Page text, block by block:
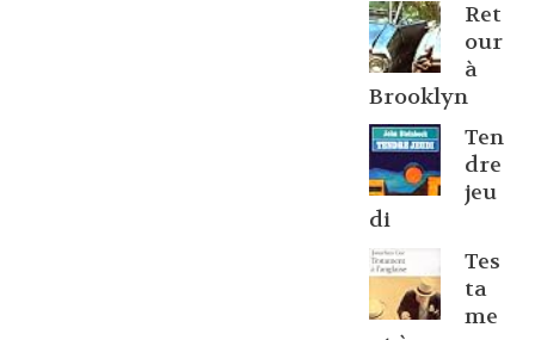
Ret
our
à
Brooklyn
Ten
dre
jeu
di
Tes
ta
me